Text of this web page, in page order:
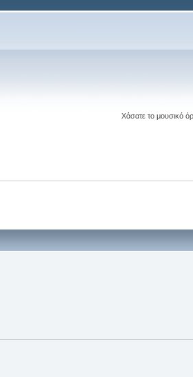
Χάσατε το μουσικό